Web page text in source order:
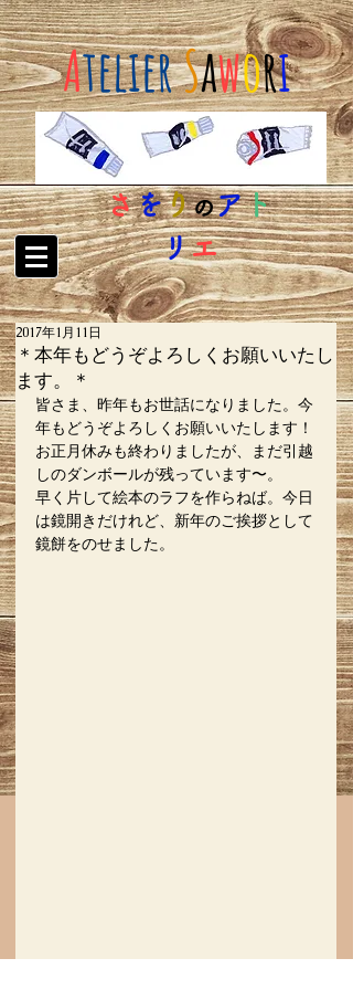
AtelierSawori
さをりのアト
リエ
＊本年もどうぞよろしくお願いいたし
ます。＊
2017年1月11日
皆さま、昨年もお世話になりました。今
年もどうぞよろしくお願いいたします！
お正月休みも終わりましたが、まだ引越
しのダンボールが残っています〜。
早く片して絵本のラフを作らねば。今日
は鏡開きだけれど、新年のご挨拶として
鏡餅をのせました。